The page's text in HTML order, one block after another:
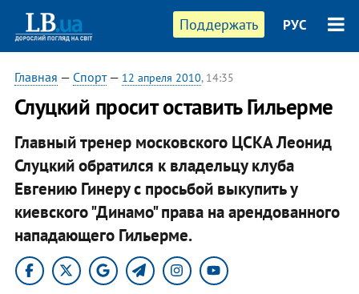
Поддержать РУС
Главная — Спорт— 12 апреля 2010, 14:35
Слуцкий просит оставить Гильерме
Главный тренер московского ЦСКА Леонид
Слуцкий обратился к владельцу клуба
Евгению Гинеру с просьбой выкупить у
киевского "Динамо" права на арендованного
нападающего Гильерме.